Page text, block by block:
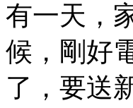
有一天，
候，剛好
了，要送